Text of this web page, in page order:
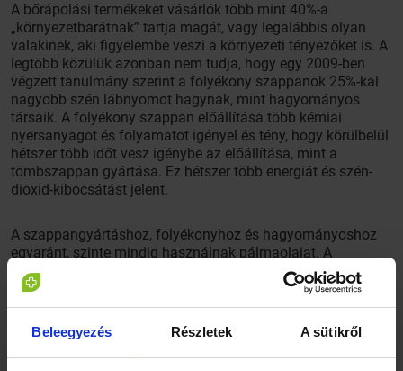
Beleegyezés Részletek A sütikről
A bőrápolási termékeket vásárlók több mint 40%-a
„környezetbarátnak” tartja magát, vagy legalábbis olyan
valakinek, aki figyelembe veszi a környezeti tényezőket is. A
legtöbb közülük azonban nem tudja, hogy egy 2009-ben
végzett tanulmány szerint a folyékony szappanok 25%-kal
nagyobb szén lábnyomot hagynak, mint hagyományos
társaik. A folyékony szappan előállítása több kémiai
nyersanyagot és folyamatot igényel és tény, hogy körülbelül
hétszer több időt vesz igénybe az előállítása, mint a
tömbszappan gyártása. Ez hétszer több energiát és szén-
dioxid-kibocsátást jelent.
A szappangyártáshoz, folyékonyhoz és hagyományoshoz
egyaránt, szinte mindig használnak pálmaolajat. A
pálmaolaj-ipar környezetromboló hatásáról más sozkszor
írtunk, legutóbb nyáron szólítottunk föl első körben három
élelmiszerláncot, hogy könnyítsék meg a vásárlók számára
a pálmaolajmentes termékek felismerését. Ha
pálmaolajmentes szappant keresünk, a hagyományos
boltokban kevés az esélyünk a sikerre, webáruházakban